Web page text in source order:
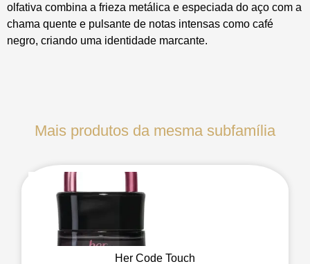
olfativa combina a frieza metálica e especiada do aço com a
chama quente e pulsante de notas intensas como café
negro, criando uma identidade marcante.
Mais produtos da mesma subfamília
Her Code Touch